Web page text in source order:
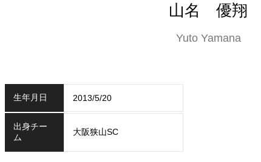
山名 優翔
Yuto Yamana
生年月日 2013/5/20
出身チー
ム
大阪狭山SC